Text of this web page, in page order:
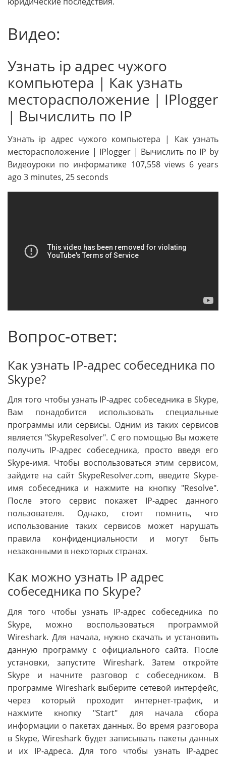
Видео:
Узнать ip адрес чужого
компьютера | Как узнать
месторасположение | IPlogger
| Вычислить по IP
Узнать ip адрес чужого компьютера | Как узнать
месторасположение | IPlogger | Вычислить по IP by
Видеоуроки по информатике 107,558 views 6 years
ago 3 minutes, 25 seconds
Вопрос-ответ:
Как узнать IP-адрес собеседника по
Skype?
Для того чтобы узнать IP-адрес собеседника в Skype,
Вам понадобится использовать специальные
программы или сервисы. Одним из таких сервисов
является "SkypeResolver". С его помощью Вы можете
получить IP-адрес собеседника, просто введя его
Skype-имя. Чтобы воспользоваться этим сервисом,
зайдите на сайт SkypeResolver.com, введите Skype-
имя собеседника и нажмите на кнопку "Resolve".
После этого сервис покажет IP-адрес данного
пользователя. Однако, стоит помнить, что
использование таких сервисов может нарушать
правила конфиденциальности и могут быть
незаконными в некоторых странах.
Как можно узнать IP адрес
собеседника по Skype?
Для того чтобы узнать IP-адрес собеседника по
Skype, можно воспользоваться программой
Wireshark. Для начала, нужно скачать и установить
данную программу с официального сайта. После
установки, запустите Wireshark. Затем откройте
Skype и начните разговор с собеседником. В
программе Wireshark выберите сетевой интерфейс,
через который проходит интернет-трафик, и
нажмите кнопку "Start" для начала сбора
информации о пакетах данных. Во время разговора
в Skype, Wireshark будет записывать пакеты данных
и их IP-адреса. Для того чтобы узнать IP-адрес